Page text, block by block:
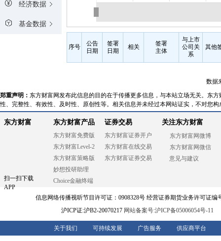
经济数据
基金数据
序号
公告
日期
签署
日期
相关
签署
主体
与上市
公司关
系
其他
数据
郑重声明： 东方财富网发布此信息的目的在于传播更多信息，与本站立场无关。东
性、完整性、有效性、及时性、原创性等。相关信息并未经过本网站证实，不对您
东方财富
扫一扫下载
APP
东方财富产品
东方财富免费版
东方财富Level-2
东方财富策略版
妙想投研助理
Choice金融终端
证券交易
东方财富证券开户
东方财富在线交易
东方财富证券交易
关注东方财富
东方财富网微博
东方财富网微信
意见与建议
信息网络传播视听节目许可证：0908328号 经营证券期货业务许可证编
沪ICP证:沪B2-20070217 网站备案号:沪ICP备05006054号-11
关于我们 可持续发展 广告服务 供应商平台